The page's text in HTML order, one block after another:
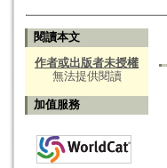
閱讀本文
作者或出版者未授權
無法提供閱讀
加值服務